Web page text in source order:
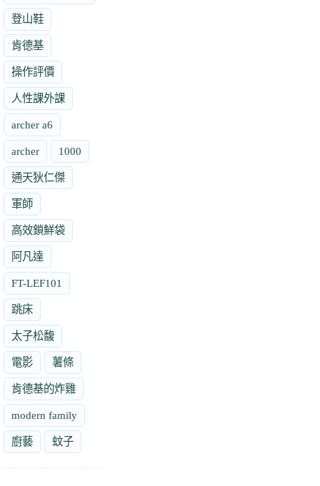
登山鞋
肯德基
操作評價
人性課外課
archer a6
archer 1000
通天狄仁傑
軍師
高效鎖鮮袋
阿凡達
FT-LEF101
跳床
太子松馥
電影 薯條
肯德基的炸雞
modern family
廚藝 蚊子